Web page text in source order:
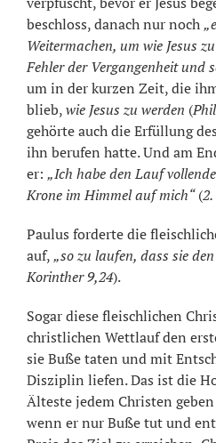
beschloss, danach nur noch
Weitermachen, um wie Jesus
Fehler der Vergangenheit und
um in der kurzen Zeit, die
blieb,wie Jesus zu werden (
gehörte auch die Erfüllung
ihn berufen hatte. Und am
er: „Ich habe den Lauf
Krone im Himmel auf mich“(
Paulus forderte die
auf,„so zu laufen, dass sie
Korinther 9,24).
Sogar diese fleischlichen
christlichen Wettlauf den
sie Buße taten und mit
Disziplin liefen. Das ist die
Älteste jedem Christen
wenn er nur Buße tut und